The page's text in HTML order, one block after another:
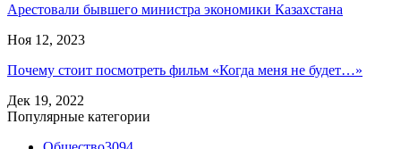
Арестовали бывшего министра экономики Казахстана
Ноя 12, 2023
Почему стоит посмотреть фильм «Когда меня не будет…»
Дек 19, 2022
Популярные категории